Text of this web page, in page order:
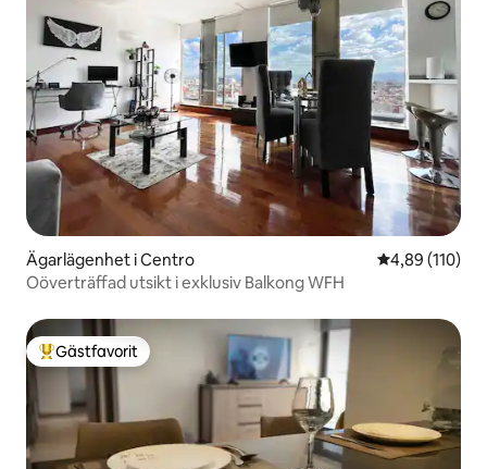
Ägarlägenhet i Centro 4,89 av 5 i
4,89 (110)
Oöverträffad utsikt i exklusiv Balkong WFH
Populär gästfavorit
Gästfavorit